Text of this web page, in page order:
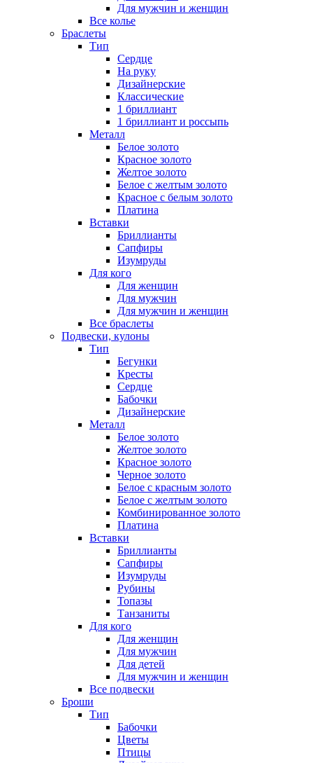
Для мужчин и женщин
Все колье
Браслеты
Тип
Сердце
На руку
Дизайнерские
Классические
1 бриллиант
1 бриллиант и россыпь
Металл
Белое золото
Красное золото
Желтое золото
Белое с желтым золото
Красное с белым золото
Платина
Вставки
Бриллианты
Сапфиры
Изумруды
Для кого
Для женщин
Для мужчин
Для мужчин и женщин
Все браслеты
Подвески, кулоны
Тип
Бегунки
Кресты
Сердце
Бабочки
Дизайнерские
Металл
Белое золото
Желтое золото
Красное золото
Черное золото
Белое с красным золото
Белое с желтым золото
Комбинированное золото
Платина
Вставки
Бриллианты
Сапфиры
Изумруды
Рубины
Топазы
Танзаниты
Для кого
Для женщин
Для мужчин
Для детей
Для мужчин и женщин
Все подвески
Броши
Тип
Бабочки
Цветы
Птицы